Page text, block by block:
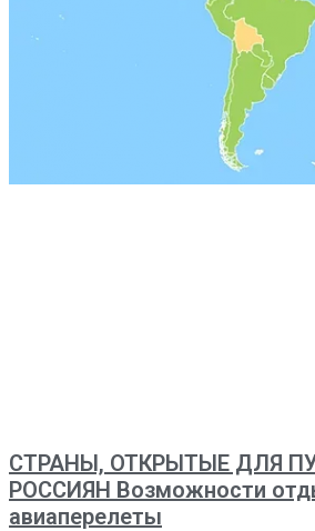
СТРАНЫ, ОТКРЫТЫЕ ДЛЯ
РОССИЯН Возможности
авиаперелеты